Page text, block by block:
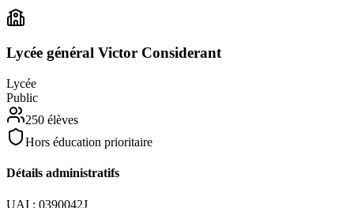
Lycée général Victor Considerant
Lycée
Public
250 élèves
Hors éducation prioritaire
Détails administratifs
UAI : 0390042J